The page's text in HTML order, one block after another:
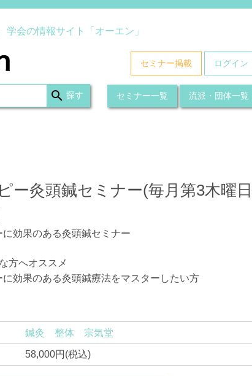
会の情報サイト「オーエン」
セミナー掲載 ログイン
セミナー一覧 流派・団体一覧
ー灸頭鍼セミナー(毎月第3木曜日
に効果のある灸頭鍼セミナー
方へオススメ
に効果のある灸頭鍼療法をマスターしたい方
鍼灸 整体 宗気堂
58,000円(税込)